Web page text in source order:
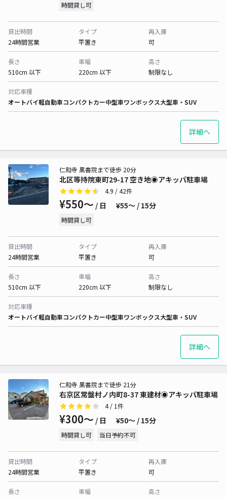
時間貸し可
貸出時間
24時間営業
タイプ
平置き
再入庫
可
長さ
510cm 以下
車幅
220cm 以下
高さ
制限なし
対応車種
オートバイ軽自動車コンパクトカー中型車ワンボックス大型車・SUV
詳細へ
北区等持院東町29-17 空き地◉アキッパ駐車場
仁和寺 黒書院まで徒歩 20分
4.9 / 42件
¥550〜 / 日 ¥55〜 / 15分
時間貸し可
貸出時間
24時間営業
タイプ
平置き
再入庫
可
長さ
510cm 以下
車幅
220cm 以下
高さ
制限なし
対応車種
オートバイ軽自動車コンパクトカー中型車ワンボックス大型車・SUV
詳細へ
右京区常盤村ノ内町8-37 東建材◉アキッパ駐車場
仁和寺 黒書院まで徒歩 21分
4/ 1件
¥300〜 / 日 ¥50〜 / 15分
時間貸し可 当日予約不可
貸出時間
24時間営業
タイプ
平置き
再入庫
可
長さ
車幅
高さ